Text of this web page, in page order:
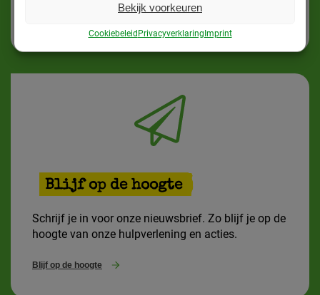
Bekijk voorkeuren
CookiebeleidPrivacyverklaringImprint
Blijf op de hoogte
Schrijf je in voor onze nieuwsbrief. Zo blijf je op de
hoogte van onze hulpverlening en acties.
Blijf op de hoogte